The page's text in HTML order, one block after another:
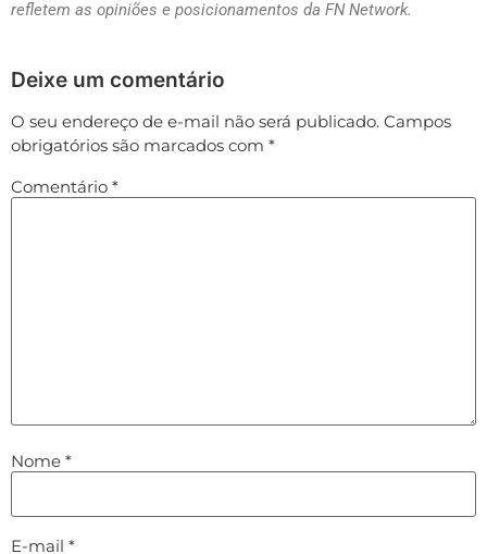
refletem as opiniões e posicionamentos da FN Network.
Deixe um comentário
O seu endereço de e-mail não será publicado. Campos
obrigatórios são marcados com *
Comentário *
Nome *
E-mail *